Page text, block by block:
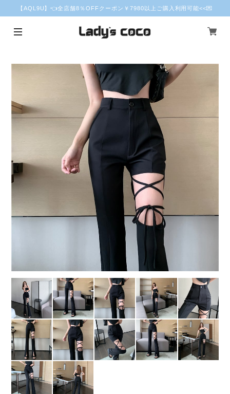
【AQL9U】👈全店舗8％OFFクーポン￥7980以上ご購入利用可能<<💌